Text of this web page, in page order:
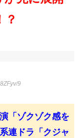
？
9
「ゾクゾク感を
連ドラ「クジャ